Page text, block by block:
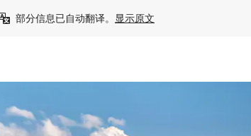
部分信息已自动翻译。 显示原文